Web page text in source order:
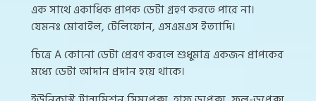
এক সাথে একাধিক প্রাপক ডেটা গ্রহণ করতে পারে না।
যেমনঃ মোবাইল, টেলিফোন, এসএমএস ইত্যাদি।
চিত্রে A কোনো ডেটা প্রেরণ করলে শুধুমাত্র একজন প্রাপকের
মধ্যে ডেটা আদান প্রদান হয়ে থাকে।